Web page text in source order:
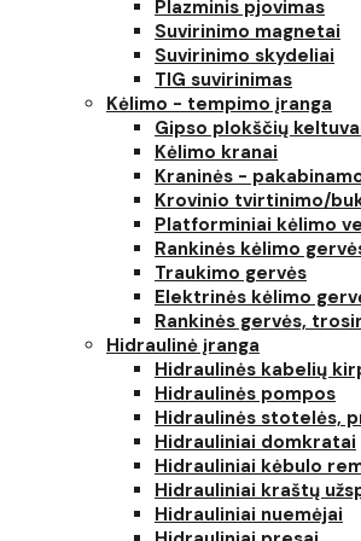
Plazminis pjovimas
Suvirinimo magnetai
Suvirinimo skydeliai
TIG suvirinimas
Kėlimo - tempimo įranga
Gipso plokščių
Kėlimo kranai
Kraninės -
Krovinio tvirtinimo/
Platforminiai kėlimo
Rankinės kėlimo
Traukimo gervės
Elektrinės kėlimo
Rankinės gervės,
Hidraulinė įranga
Hidraulinės kabelių
Hidraulinės pompos
Hidraulinės stotelės,
Hidrauliniai domkratai
Hidrauliniai kėbulo
Hidrauliniai kraštų
Hidrauliniai nuemėjai